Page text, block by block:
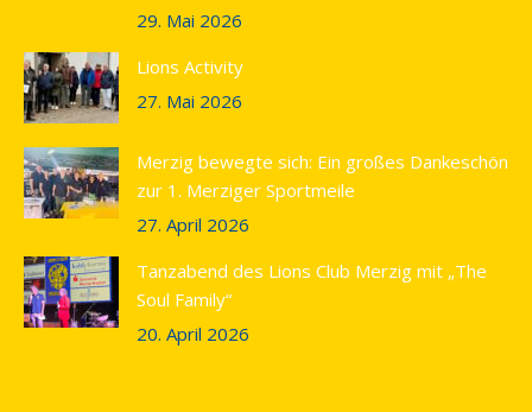
29. Mai 2026
Lions Activity
27. Mai 2026
Merzig bewegte sich: Ein großes Dankeschön
zur 1. Merziger Sportmeile
27. April 2026
Tanzabend des Lions Club Merzig mit „The
Soul Family“
20. April 2026